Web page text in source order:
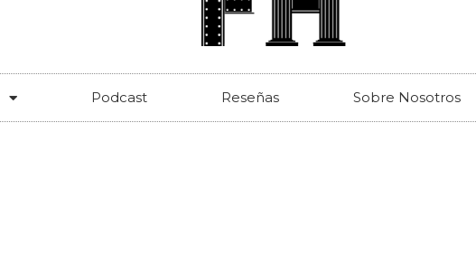
Podcast Reseñas Sobre Nosotros